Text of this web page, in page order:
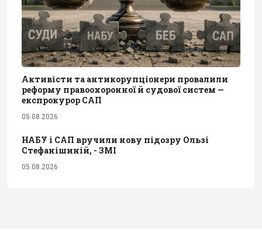
Активісти та антикорупціонери провалили
реформу правоохоронної й судової систем —
експрокурор САП
05.08.2026
НАБУ і САП вручили нову підозру Ользі
Стефанішиній, - ЗМІ
05.08.2026